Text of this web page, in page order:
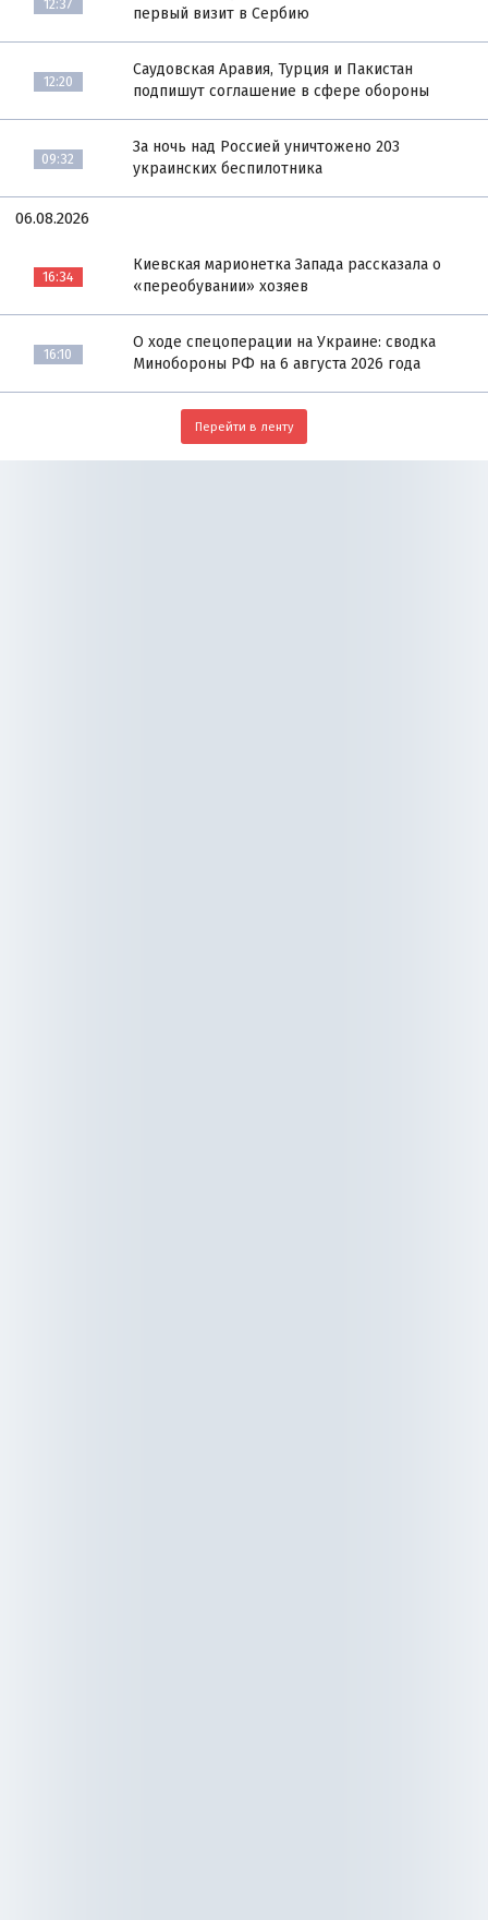
12:37
первый визит в Сербию
12:20
Саудовская Аравия, Турция и Пакистан
подпишут соглашение в сфере обороны
09:32
За ночь над Россией уничтожено 203
украинских беспилотника
06.08.2026
16:34
Киевская марионетка Запада рассказала о
«переобувании» хозяев
16:10
О ходе спецоперации на Украине: сводка
Минобороны РФ на 6 августа 2026 года
Перейти в ленту